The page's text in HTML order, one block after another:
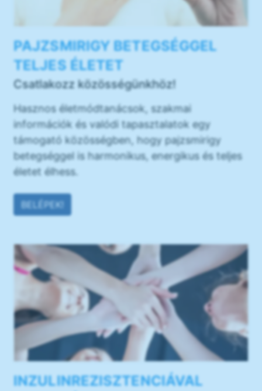
PAJZSMIRIGY BETEGSÉGGEL
TELJES ÉLETET
Csatlakozz közösségünkhöz!
Hasznos életmódtanácsok, szakmai
információk és valódi tapasztalatok egy
támogató közösségben, hogy pajzsmirigy
betegséggel is harmonikus, energikus és teljes
életet élhess.
BELÉPEK!
INZULINREZISZTENCIÁVAL